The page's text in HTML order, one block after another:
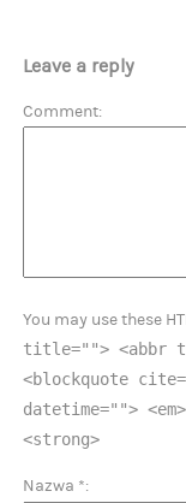
Leave a reply
Comment
You may use these
title=""> <abbr
<blockquote
datetime="">
<strong>
Nazwa *